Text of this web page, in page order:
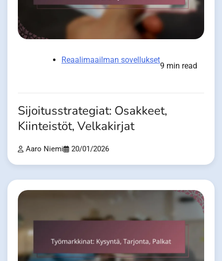
Reaalimaailman sovellukset
9 min read
Sijoitusstrategiat: Osakkeet,
Kiinteistöt, Velkakirjat
Aaro Niemi 20/01/2026